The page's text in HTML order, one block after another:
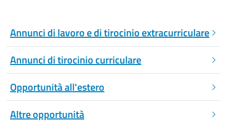
Annunci di lavoro e di tirocinio extracurriculare
Annunci di tirocinio curriculare
Opportunità all'estero
Altre opportunità